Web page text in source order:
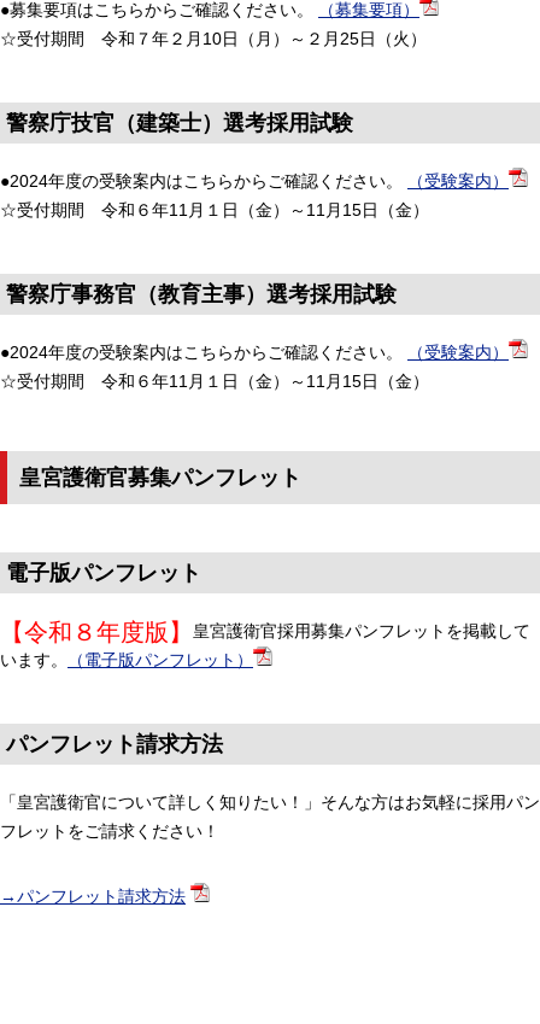
●募集要項はこちらからご確認ください。
（募集要項）
☆受付期間 令和７年２月10日（月）～２月25日（火）
警察庁技官（建築士）選考採用試験
●2024年度の受験案内はこちらからご確認ください。
（受験案内）
☆受付期間 令和６年11月１日（金）～11月15日（金）
警察庁事務官（教育主事）選考採用試験
●2024年度の受験案内はこちらからご確認ください。
（受験案内）
☆受付期間 令和６年11月１日（金）～11月15日（金）
皇宮護衛官募集パンフレット
電子版パンフレット
【令和８年度版】
皇宮護衛官採用募集パンフレットを掲載して
います。
（電子版パンフレット）
パンフレット請求方法
「皇宮護衛官について詳しく知りたい！」そんな方はお気軽に採用パン
フレットをご請求ください！
→パンフレット請求方法